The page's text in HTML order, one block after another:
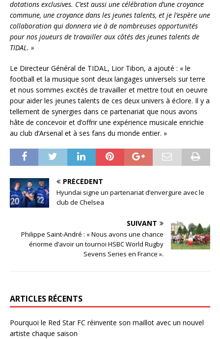
dotations exclusives. C’est aussi une célébration d’une croyance
commune, une croyance dans les jeunes talents, et je l’espère une
collaboration qui donnera vie à de nombreuses opportunités
pour nos joueurs de travailler aux côtés des jeunes talents de
TIDAL. »
Le Directeur Général de TIDAL, Lior Tibon, a ajouté : « le
football et la musique sont deux langages universels sur terre
et nous sommes excités de travailler et mettre tout en oeuvre
pour aider les jeunes talents de ces deux univers à éclore. Il y a
tellement de synergies dans ce partenariat que nous avons
hâte de concevoir et d’offrir une expérience musicale enrichie
au club d’Arsenal et à ses fans du monde entier. »
PRÉCÉDENT
Hyundai signe un partenariat d’envergure avec le
club de Chelsea
SUIVANT
Philippe Saint-André : « Nous avons une chance
énorme d’avoir un tournoi HSBC World Rugby
Sevens Series en France ».
ARTICLES RÉCENTS
Pourquoi le Red Star FC réinvente son maillot avec un nouvel
artiste chaque saison